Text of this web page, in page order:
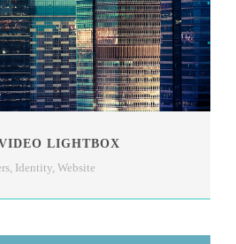
LIGHTBOX
Identity Website